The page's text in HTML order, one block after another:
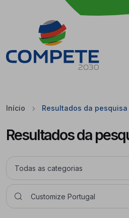
Saltar para o conteúdo principal
Início Resultados da pesquisa
Resultados da